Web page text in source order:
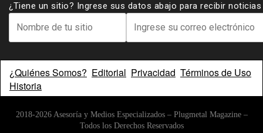
¿Tiene un sitio? Ingrese sus datos abajo para recibir
¿Quiénes Somos? Editorial Privacidad Términos de Uso
Historia
2018-2026 Asesoría y Medios Especializados – Plugmetal Magazine –
Todos los Derechos Reservados